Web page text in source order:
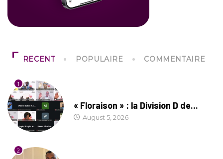
RECENT POPULAIRE COMMENTAIRE
1
« Floraison » : la Division D de...
August 5, 2026
2